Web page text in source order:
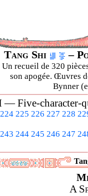
Tang Shi –
Un recueil de 320
son apogée. Œuvres
Bynner
—Five-character-
224 225 226 227 228
243 244 245 246 247
A